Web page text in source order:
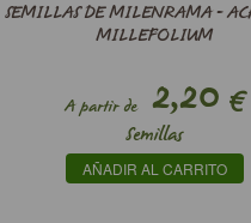
SEMILLAS DE MILENRAMA -
MILLEFOLIUM
A partir de2,20 €
Semillas
AÑADIR AL CARRITO